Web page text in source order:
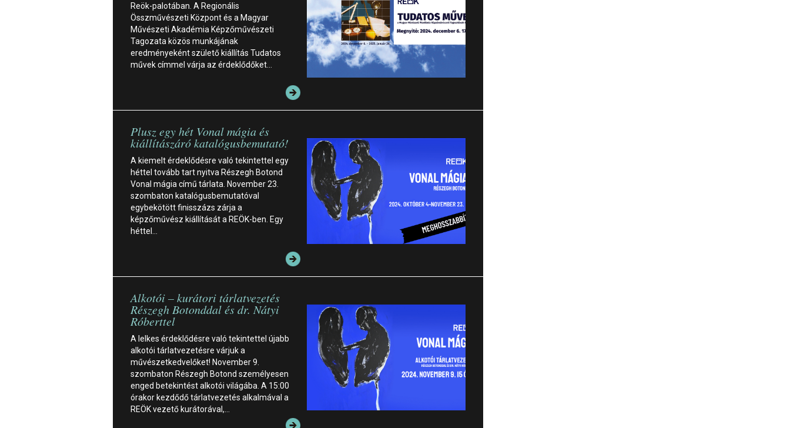
Reök-palotában. A Regionális
Összművészeti Központ és a Magyar
Művészeti Akadémia Képzőművészeti
Tagozata közös munkájának
eredményeként születő kiállítás Tudatos
művek címmel várja az érdeklődőket…
Plusz egy hét Vonal mágia és
kiállítászáró katalógusbemutató!
A kiemelt érdeklődésre való tekintettel egy
héttel tovább tart nyitva Részegh Botond
Vonal mágia című tárlata. November 23.
szombaton katalógusbemutatóval
egybekötött finisszázs zárja a
képzőművész kiállítását a REÖK-ben. Egy
héttel…
Alkotói – kurátori tárlatvezetés
Részegh Botonddal és dr. Nátyi
Róberttel
A lelkes érdeklődésre való tekintettel újabb
alkotói tárlatvezetésre várjuk a
művészetkedvelőket! November 9.
szombaton Részegh Botond személyesen
enged betekintést alkotói világába. A 15:00
órakor kezdődő tárlatvezetés alkalmával a
REÖK vezető kurátorával,…